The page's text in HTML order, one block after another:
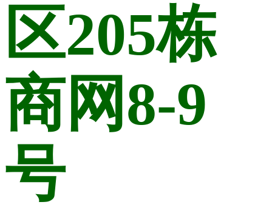
区205栋
商网8-9
号